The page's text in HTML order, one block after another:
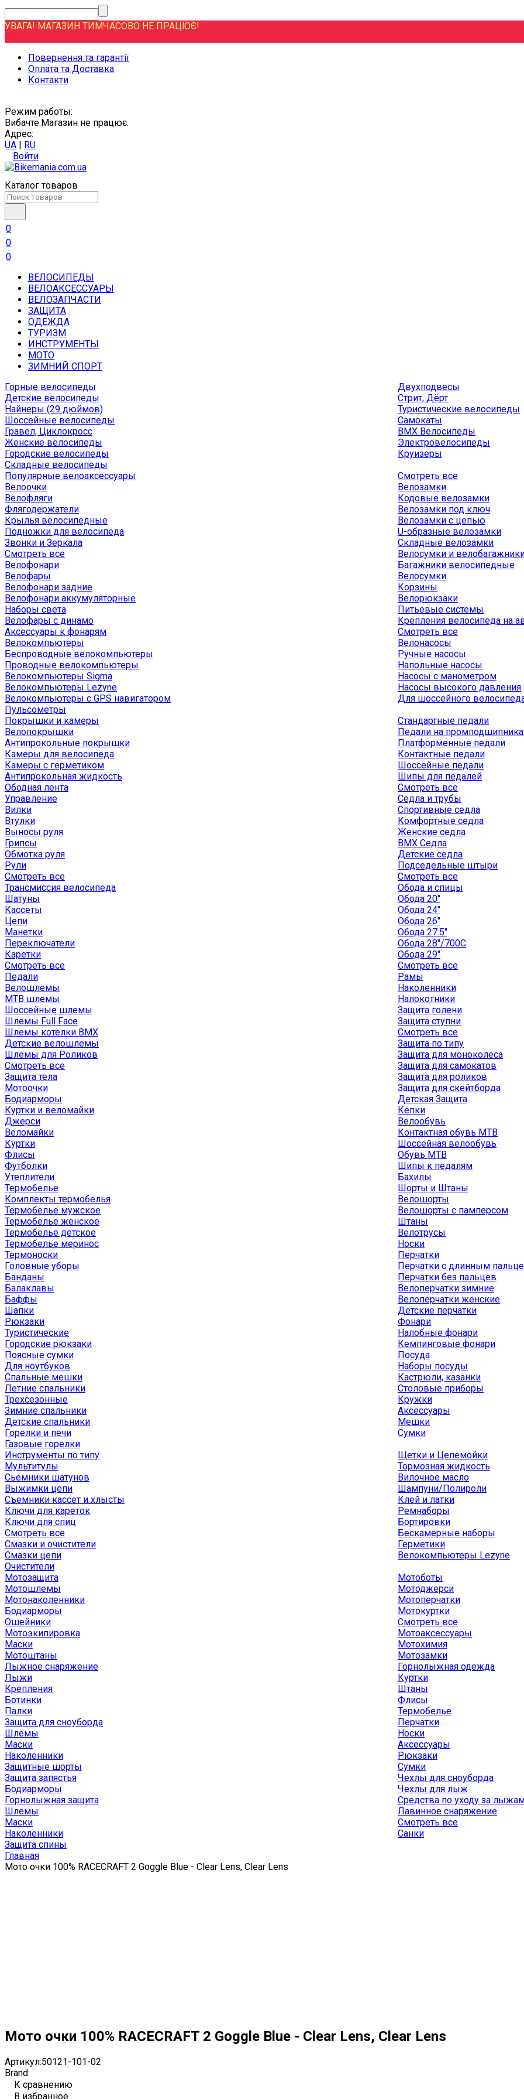
УВАГА! МАГАЗИН ТИМЧАСОВО НЕ ПРАЦЮЄ!
Повернення та гарантії
Оплата та Доставка
Контакти
Режим работы:
Вибачте.Магазин не працює.
Адрес:
UA | RU
Войти
Каталог товаров
0
0
0
ВЕЛОСИПЕДЫ
ВЕЛОАКСЕССУАРЫ
ВЕЛОЗАПЧАСТИ
ЗАЩИТА
ОДЕЖДА
ТУРИЗМ
ИНСТРУМЕНТЫ
МОТО
ЗИМНИЙ СПОРТ
Горные велосипеды
Детские велосипеды
Найнеры (29 дюймов)
Шоссейные велосипеды
Гравел, Циклокросс
Женские велосипеды
Городcкие велосипеды
Складные велосипеды
Двухподвесы
Стрит, Дёрт
Туристические велосипеды
Самокаты
BMX Велосипеды
Электровелосипеды
Круизеры
Популярные велоаксессуары
Велоочки
Велофляги
Флягодержатели
Крылья велосипедные
Подножки для велосипеда
Звонки и Зеркала
Смотреть все
Велофонари
Велофары
Велофонари задние
Велофонари аккумуляторные
Наборы света
Велофары с динамо
Аксессуары к фонарям
Велокомпьютеры
Беспроводные велокомпьютеры
Проводные велокомпьютеры
Велокомпьютеры Sigma
Велокомпьютеры Lezyne
Велокомпьютеры с GPS навигатором
Пульсометры
Смотреть все
Велозамки
Кодовые велозамки
Велозамки под ключ
Велозамки с цепью
U-образные велозамки
Складные велозамки
Велосумки и
Багажники велосипедные
Велосумки
Корзины
Велорюкзаки
Питьевые системы
Крепления велосипеда на
Смотреть все
Велонасосы
Ручные насосы
Напольные насосы
Насосы с манометром
Насосы высокого давления
Для шоссейного
Покрышки и камеры
Велопокрышки
Антипрокольные покрышки
Камеры для велосипеда
Камеры с герметиком
Антипрокольная жидкость
Ободная лента
Управление
Вилки
Втулки
Выносы руля
Грипсы
Обмотка руля
Рули
Смотреть все
Трансмиссия велосипеда
Шатуны
Кассеты
Цепи
Манетки
Переключатели
Каретки
Смотреть все
Педали
Стандартные педали
Педали на
Платформенные педали
Контактные педали
Шоссейные педали
Шипы для педалей
Смотреть все
Седла и трубы
Спортивные седла
Комфортные седла
Женские седла
BMX Седла
Детские седла
Подседельные штыри
Смотреть все
Обода и спицы
Обода 20"
Обода 24"
Обода 26"
Обода 27.5"
Обода 28"/700C
Обода 29"
Смотреть все
Рамы
Велошлемы
MTB шлемы
Шоссейные шлемы
Шлемы Full Face
Шлемы котелки BMX
Детские велошлемы
Шлемы для Роликов
Смотреть все
Защита тела
Мотоочки
Бодиарморы
Наколенники
Налокотники
Защита голени
Защита ступни
Смотреть все
Защита по типу
Защита для моноколеса
Защита для самокатов
Защита для роликов
Защита для скейтборда
Детская Защита
Куртки и веломайки
Джерси
Веломайки
Куртки
Флисы
Футболки
Утеплители
Термобелье
Комплекты термобелья
Термобелье мужское
Термобелье женское
Термобелье детское
Термобелье меринос
Термоноски
Головные уборы
Банданы
Балаклавы
Баффы
Шапки
Кепки
Велообувь
Контактная обувь MTB
Шоссейная велообувь
Обувь MTB
Шипы к педалям
Бахилы
Шорты и Штаны
Велошорты
Велошорты с памперсом
Штаны
Велотрусы
Носки
Перчатки
Перчатки с длинным
Перчатки без пальцев
Велоперчатки зимние
Велоперчатки женские
Детские перчатки
Рюкзаки
Туристические
Городские рюкзаки
Поясные сумки
Для ноутбуков
Спальные мешки
Летние спальники
Трехсезонные
Зимние спальники
Детские спальники
Горелки и печи
Газовые горелки
Фонари
Налобные фонари
Кемпинговые фонари
Посуда
Наборы посуды
Кастрюли, казанки
Столовые приборы
Кружки
Аксессуары
Мешки
Сумки
Инструменты по типу
Мультитулы
Сьемники шатунов
Выжимки цепи
Съемники кассет и хлысты
Ключи для кареток
Ключи для спиц
Смотреть все
Смазки и очистители
Смазки цепи
Очистители
Щетки и Цепемойки
Тормозная жидкость
Вилочное масло
Шампуни/Полироли
Клей и латки
Ремнаборы
Бортировки
Бескамерные наборы
Герметики
Велокомпьютеры Lezyne
Мотозащита
Мотошлемы
Мотонаколенники
Бодиарморы
Ошейники
Мотоэкипировка
Маски
Мотоштаны
Мотоботы
Мотоджерси
Мотоперчатки
Мотокуртки
Смотреть все
Мотоаксессуары
Мотохимия
Мотозамки
Лыжное снаряжение
Лыжи
Крепления
Ботинки
Палки
Защита для сноуборда
Шлемы
Маски
Наколенники
Защитные шорты
Защита запястья
Бодиарморы
Горнолыжная защита
Шлемы
Маски
Наколенники
Защита спины
Горнолыжная одежда
Куртки
Штаны
Флисы
Термобелье
Перчатки
Носки
Аксессуары
Рюкзаки
Сумки
Чехлы для сноуборда
Чехлы для лыж
Средства по уходу за
Лавинное снаряжение
Смотреть все
Санки
Главная
Мото очки 100% RACECRAFT 2 Goggle Blue - Clear Lens, Clear Lens
Мото очки 100% RACECRAFT 2 Goggle Blue - Clear Lens, Clear Lens
Артикул:50121-101-02
Brand:
К сравнению
В избранное